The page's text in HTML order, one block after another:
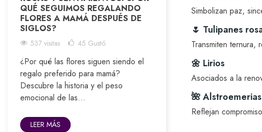
QUÉ SEGUIMOS REGALANDO
FLORES A MAMÁ DESPUÉS DE
SIGLOS?
537 visitas 45 Gustó
¿Por qué las flores siguen siendo el
regalo preferido para mamá?
Descubre la historia y el peso
emocional de las...
LEER MÁS
Simbolizan paz,
🌷 Tulipanes
Transmiten
🌼 Lirios
Asociados a la
🌺 Alstroemerias
Reflejan